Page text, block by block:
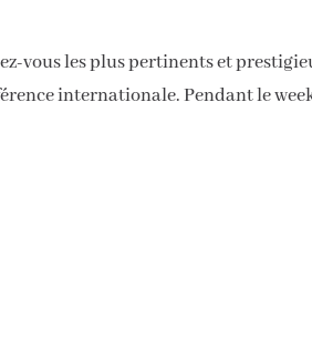
vous les plus pertinents et
internationale. Pendant le